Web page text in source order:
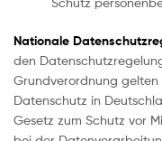
Nationale
den
Grundverordnung
Datenschutz in
Gesetz zum Schutz vor